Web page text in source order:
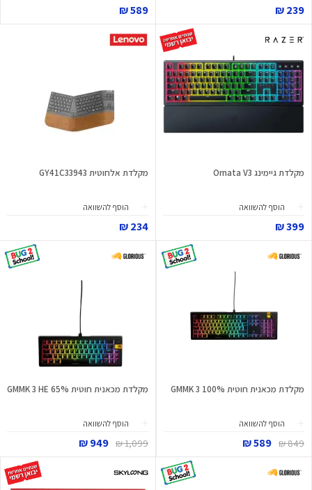
239 ₪
589 ₪
מקלדת גיימינג Ornata V3
הוסף להשוואה
399 ₪
מקלדת אלחוטית GY41C33943
הוסף להשוואה
234 ₪
מקלדת מכאנית חוטית GMMK 3 100%
הוסף להשוואה
849 ₪
589 ₪
מקלדת מכאנית חוטית GMMK 3 HE 65%
הוסף להשוואה
1,099 ₪
949 ₪